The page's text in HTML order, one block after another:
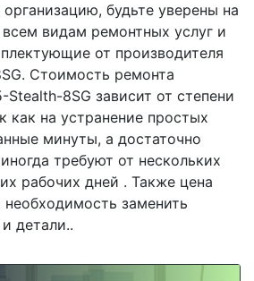
будьте уверены на
видам ремонтных услуг и
от производителя
Стоимость ремонта
Stealth-8SG зависит от степени
как на устранение простых
минуты, а достаточно
требуют от нескольких
рабочих дней . Также цена
необходимость заменить
детали..